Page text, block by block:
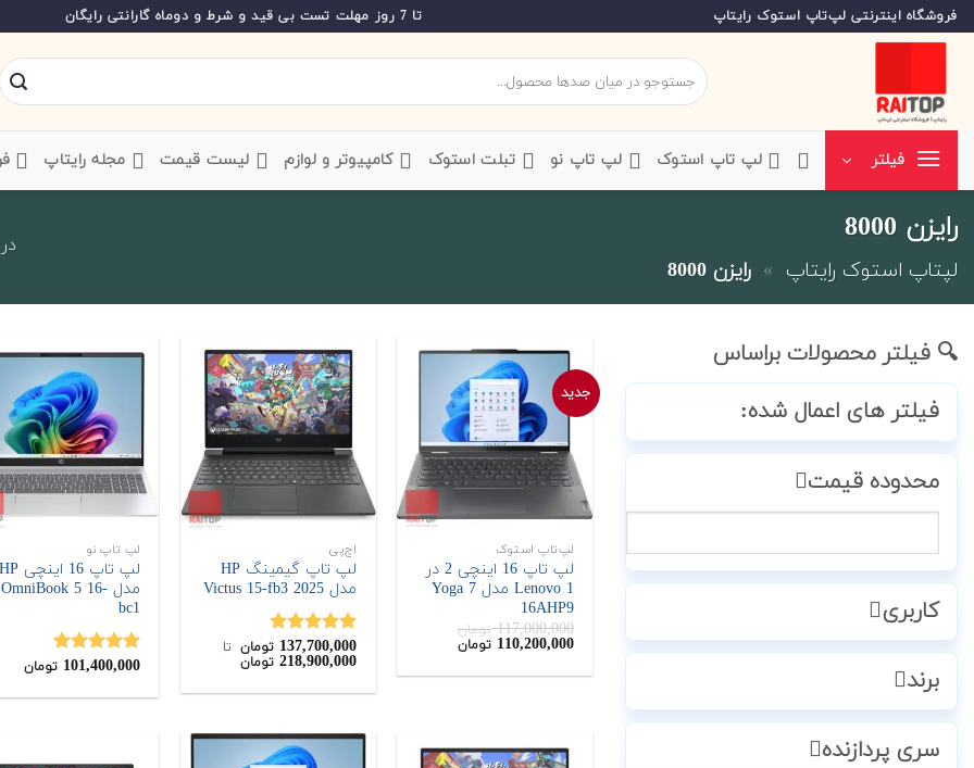
Skip
to
فروشگاه اینترنتی لپ‌تاپ استوک رایتاپ تا 7 روز مهلت تست بی قید و شرط و دوماه گارانتی رایگان
جستجو
برای:
فیلتر ‌لپ تاپ استوک ‌لپ تاپ نو ‌ تبلت استوک ‌ کامپیوتر و لوازم ‌ لیست قیمت ‌ مجله رایتاپ
رایزن 8000
لپتاپ استوک رایتاپ » رایزن 8000
در
🔍 فیلتر محصولات براساس
فیلتر های اعمال شده:
محدوده قیمت
کاربری
برند
سری پردازنده
جدید
لپ‌تاپ استوک
لپ تاپ 16 اینچی 2 در
1 Lenovo مدل Yoga 7
16AHP9
117,000,000 تومان
قیمت
117,000,000
110,200,000 تومانقیمت
110,200,000
اچ‌پی
لپ تاپ گیمینگ HP
مدل Victus 15-fb3 2025
نمره5.00
از 5
137,700,000 تومان‌ تا ‌
218,900,000 تومان
لپ تاپ نو
لپ تاپ 16 اینچی HP
مدل OmniBook 5 16-
bc1
نمره5.00
101,400,000 تومان